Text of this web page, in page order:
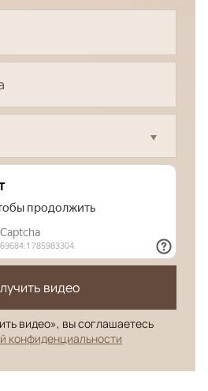
видео
видео», вы соглашаетесь
конфиденциальности